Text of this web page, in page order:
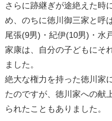
さらに跡継ぎが途絶えた時
め、のちに徳川御三家と呼
尾張(9男)・紀伊(10男)・水
家康は、自分の子どもにそ
ました。
絶大な権力を持った徳川家
たのですが、徳川家への献
られたこともありました。